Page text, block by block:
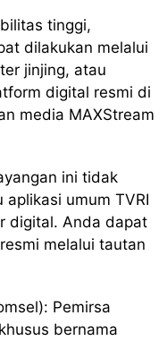
tinggi,
dilakukan melalui
jinjing, atau
digital resmi di
media MAXStream
ini tidak
umum TVRI
digital. Anda dapat
melalui tautan
Pemirsa
bernama